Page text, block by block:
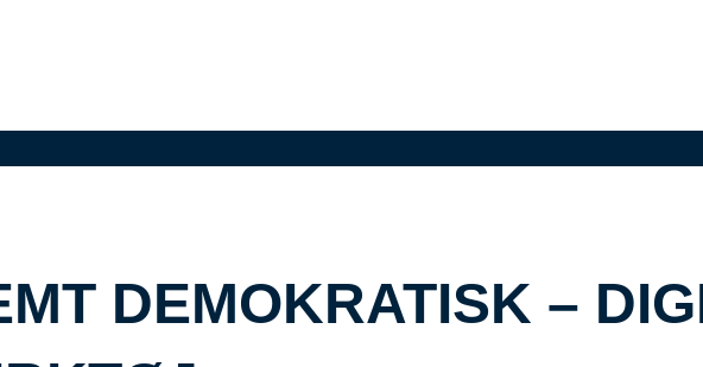
DEMOKRATISK –